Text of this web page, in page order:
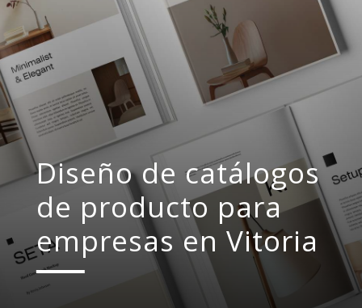
Diseño de catálogos
de producto para
empresas en Vitoria